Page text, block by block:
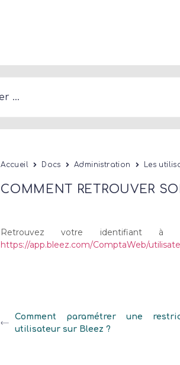
Accueil Docs Administration Les
COMMENT RETROUVER
Retrouvez votre
https://app.bleez.com/ComptaWeb/
Comment paramétrer une
utilisateur sur Bleez ?